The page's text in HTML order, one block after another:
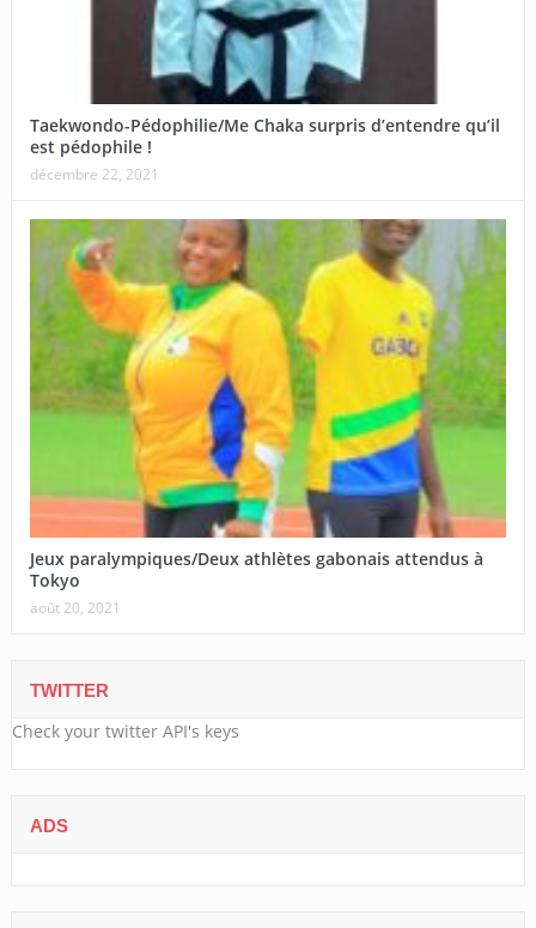
Taekwondo-Pédophilie/Me Chaka surpris d’entendre qu’il
est pédophile !
décembre 22, 2021
Jeux paralympiques/Deux athlètes gabonais attendus à
Tokyo
août 20, 2021
TWITTER
Check your twitter API's keys
ADS